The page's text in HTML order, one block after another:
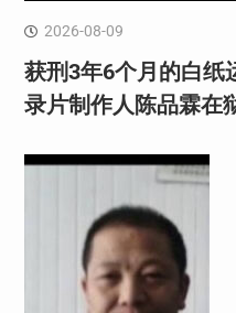
2026-08-09
获刑3年6个月的白纸
录片制作人陈品霖在